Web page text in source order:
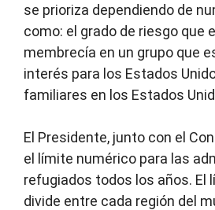
se prioriza dependiendo de
como: el grado de riesgo que
membrecía en un grupo que
interés para los Estados
familiares en los Estados
El Presidente, junto con el
el límite numérico para las
refugiados todos los años. El
divide entre cada región del